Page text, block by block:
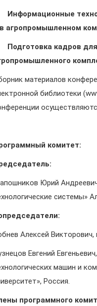
Информационные
агропромышленном
Подготовка кадров
материалов
библиотеки
комитет:
Юрий
системы»
Алексей
Евгений
машин и
Россия.
программного